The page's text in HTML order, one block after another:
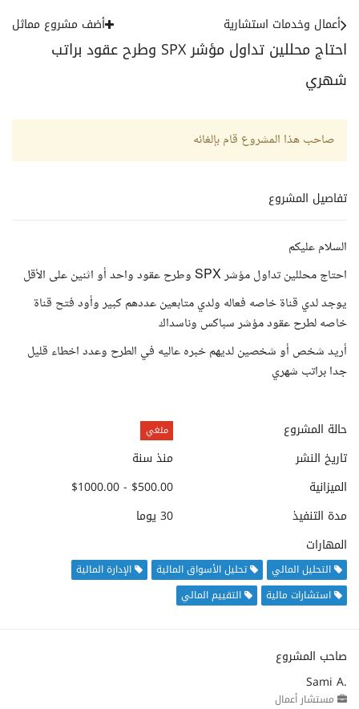
احتاج محللين تداول مؤشر SPX وطرح عقود براتب
شهري
أعمال وخدمات استشارية أضف مشروع مماثل
صاحب هذا المشروع قام بإلغائه
تفاصيل المشروع
السلام عليكم
احتاج محللين تداول مؤشر SPX وطرح عقود واحد أو اثنين على الأقل
يوجد لدي قناة خاصه فعاله ولدي متابعين عددهم كبير وأود فتح قناة
خاصه لطرح عقود مؤشر سباكس وناسداك
أريد شخص أو شخصين لديهم خبره عاليه في الطرح وعدد اخطاء قليل
جدا براتب شهري
حالة المشروع ملغي
تاريخ النشر
منذ سنة
الميزانية
$500.00 - $1000.00
مدة التنفيذ
30 يوما
المهارات
التحليل المالي تحليل الأسواق المالية
الإدارة المالية
استشارات مالية
التقييم المالي
صاحب المشروع
Sami A.
مستشار أعمال